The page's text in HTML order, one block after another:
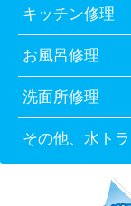
キッチン修理
お風呂修理
洗面所修理
その他、水ト